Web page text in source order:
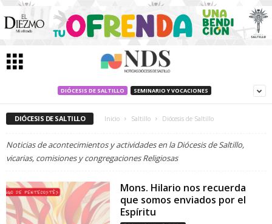
DIÓCESIS DE SALTILLO SEMINARIO Y VOCACIONES
DIÓCESIS DE SALTILLO Inicio Saltillo Diócesis de Saltillo
Noticias de acontecimientos y actividades en la Diócesis de Saltillo,
vicarias, comisiones y congregaciones Religiosas
Mons. Hilario nos recuerda
que somos enviados por el
Espíritu